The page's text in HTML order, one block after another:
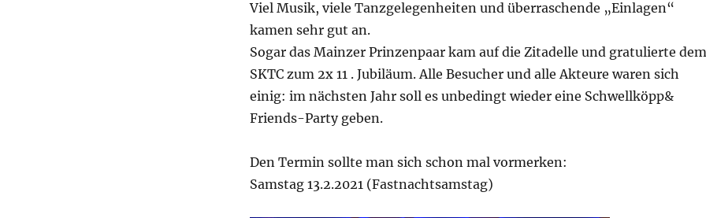
Viel Musik, viele Tanzgelegenheiten und überraschende „Einlagen“
kamen sehr gut an.
Sogar das Mainzer Prinzenpaar kam auf die Zitadelle und gratulierte dem
SKTC zum 2x 11 . Jubiläum. Alle Besucher und alle Akteure waren sich
einig: im nächsten Jahr soll es unbedingt wieder eine Schwellköpp&
Friends-Party geben.
Den Termin sollte man sich schon mal vormerken:
Samstag 13.2.2021 (Fastnachtsamstag)